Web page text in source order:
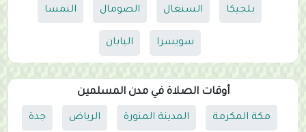
بلجيكا السنغال الصومال النمسا
سويسرا اليابان
أوقات الصلاة في مدن المسلمين
مكة المكرمة المدينة المنورة الرياض جدة